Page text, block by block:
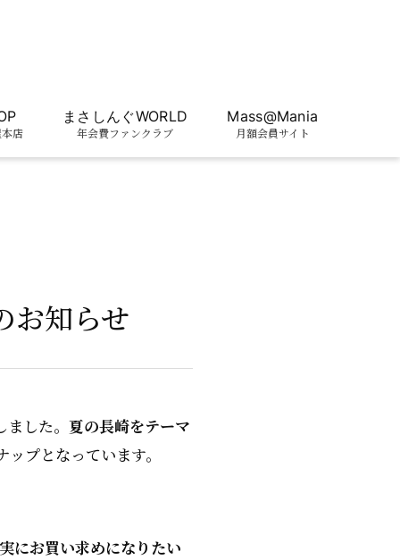
店
まさしんぐWORLD
年会費ファンクラブ
Mass@Mania
月額会員サイト
お知らせ
した。 夏の長崎をテーマ
プとなっています。
にお買い求めになりたい